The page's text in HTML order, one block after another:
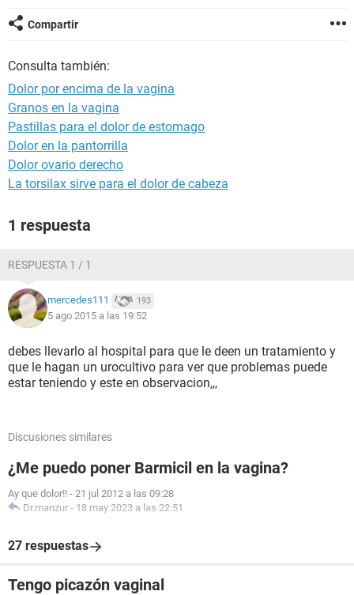
Compartir
Consulta también:
Dolor por encima de la vagina
Granos en la vagina
Pastillas para el dolor de estomago
Dolor en la pantorrilla
Dolor ovario derecho
La torsilax sirve para el dolor de cabeza
1 respuesta
RESPUESTA 1 / 1
mercedes111 193
5 ago 2015 a las 19:52
debes llevarlo al hospital para que le deen un tratamiento y
que le hagan un urocultivo para ver que problemas puede
estar teniendo y este en observacion,,,
Discusiones similares
¿Me puedo poner Barmicil en la vagina?
Ay que dolor!! - 21 jul 2012 a las 09:28
Dr.manzur - 18 may 2023 a las 22:51
27 respuestas
Tengo picazón vaginal